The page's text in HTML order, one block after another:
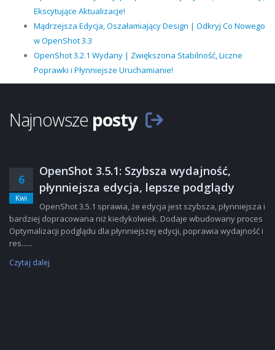
Ekscytujące Aktualizacje!
Mądrzejsza Edycja, Oszałamiający Design | Odkryj Co Nowego
w OpenShot 3.3
OpenShot 3.2.1 Wydany | Zwiększona Stabilność, Liczne
Poprawki i Płynniejsze Uruchamianie!
Najnowsze posty
6
Kwi
OpenShot 3.5.1: Szybsza wydajność,
płynniejsza edycja, lepsze podglądy
OpenShot 3.5.1 sprawia, że edycja jest szybsza, płynniejsza i
bardziej dopracowana niż kiedykolwiek. Dodaje wbudowany proces
Optymalizacji podglądu dla płynniejszej edycji, poprawia wydajność i
res......
Czytaj dalej